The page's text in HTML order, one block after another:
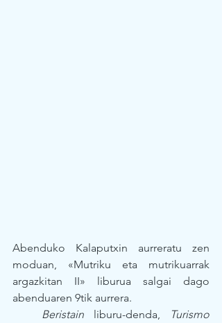
Abenduko Kalaputxin aurreratu zen
moduan, «Mutriku eta mutrikuarrak
argazkitan II» liburua salgai dago
abenduaren 9tik aurrera.
Beristain liburu-denda,
Turismo